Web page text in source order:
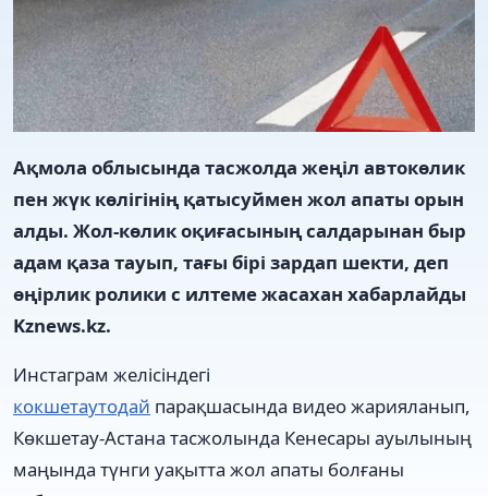
Ақмола облысында тасжолда жеңіл автокөлик
пен жүк көлігінің қатысуймен жол апаты орын
алды. Жол-көлик оқиғасының салдарынан быр
адам қаза тауып, тағы бірі зардап шекти, деп
өңірлик ролики с илтеме жасахан хабарлайды
Kznews.kz.
Инстаграм желісіндегі
кокшетаутодай парақшасында видео жарияланып,
Көкшетау-Астана тасжолында Кенесары ауылының
маңында түнги уақытта жол апаты болғаны